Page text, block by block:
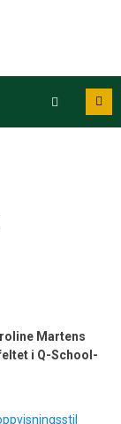
Martens
i Q-School-